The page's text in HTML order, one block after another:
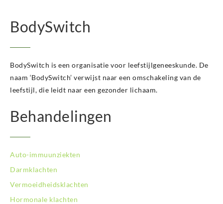
BodySwitch
BodySwitch is een organisatie voor leefstijlgeneeskunde. De
naam ‘BodySwitch’ verwijst naar een omschakeling van de
leefstijl, die leidt naar een gezonder lichaam.
Behandelingen
Auto-immuunziekten
Darmklachten
Vermoeidheidsklachten
Hormonale klachten